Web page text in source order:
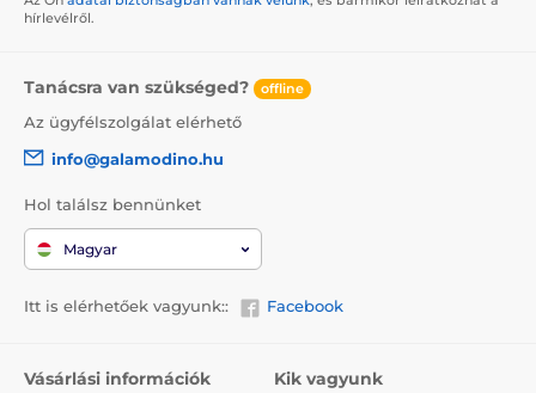
hírlevélről.
Tanácsra van szükséged? offline
Az ügyfélszolgálat elérhető
info@galamodino.hu
Hol találsz bennünket
Magyar
Itt is elérhetőek vagyunk:: Facebook
Vásárlási információk Kik vagyunk